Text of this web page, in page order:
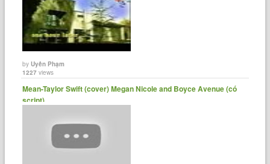
byUyên Phạm
1227 views
Mean-Taylor Swift (cover) Megan Nicole and Boyce Avenue (có
script)